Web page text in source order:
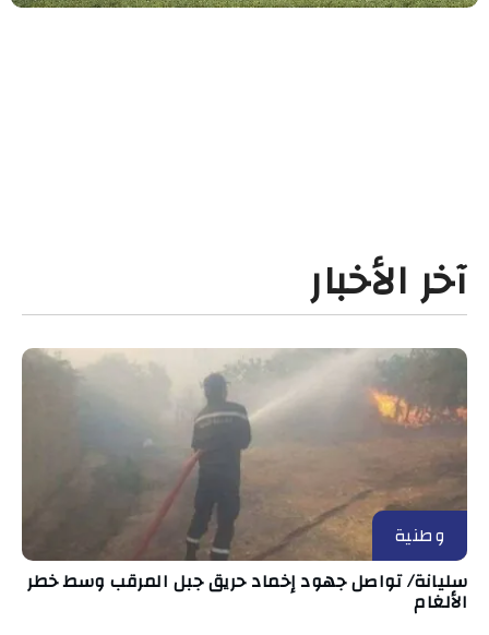
آخر الأخبار
وطنية
سليانة/ تواصل جهود إخماد حريق جبل المرقب وسط خطر
الألغام